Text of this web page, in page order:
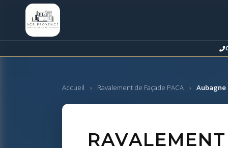
Accueil › Ravalement de Façade PACA › Aubagne